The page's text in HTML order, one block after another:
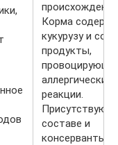
Корма
кукурузу и сою
продукты,
аллергические
реакции.
Присутствуют
составе и
консерванты.